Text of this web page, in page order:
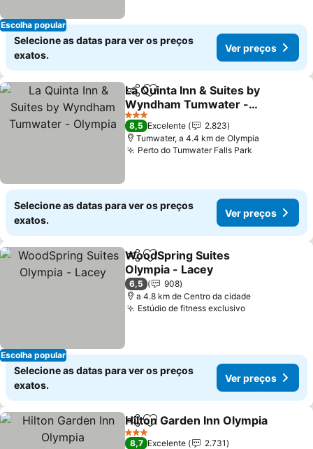
Escolha popular
Selecione as datas para ver os preços
exatos.
Ver preços
PartilharAdicionar aos favoritos
La Quinta Inn & Suites by
Wyndham Tumwater -
Olympia
3 Estrelas
8,5 Excelente
2.823
Tumwater, a 4.4 km de Olympia
Perto do Tumwater Falls Park
Selecione as datas para ver os preços
exatos.
Ver preços
Escolha popular
PartilharAdicionar aos favoritos
WoodSpring Suites
Olympia - Lacey
6,5
908
a 4.8 km de Centro da cidade
Estúdio de fitness exclusivo
Selecione as datas para ver os preços
exatos.
Ver preços
PartilharAdicionar aos favoritos
Hilton Garden Inn Olympia
3 Estrelas
8,7 Excelente
2.731